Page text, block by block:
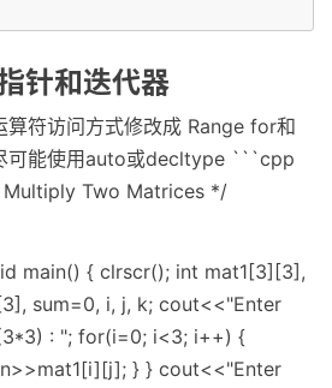
针和迭代器
算符访问方式修改成 Range for和
可能使用auto或decltype ```cpp
Two Matrices */
main() { clrscr(); int mat1[3][3],
sum=0, i, j, k; cout<<"Enter
: "; for(i=0; i<3; i++) {
} } cout<<"Enter